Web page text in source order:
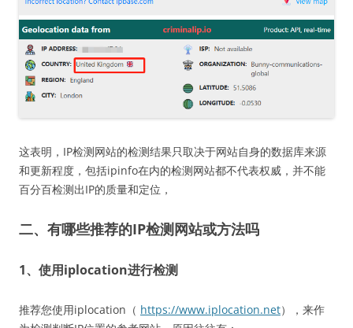
这表明，IP检测网站的检测结果只取决于网站自身的数据库来源
和更新程度，包括ipinfo在内的检测网站都不代表权威，并不能
百分百检测出IP的质量和定位，
二、有哪些推荐的IP检测网站或方法吗
1、使用iplocation进行检测
推荐您使用iplocation（ https://www.iplocation.net），来作